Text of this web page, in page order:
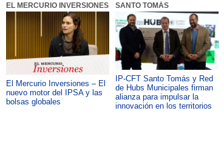
EL MERCURIO INVERSIONES
El Mercurio Inversiones – El
nuevo motor del IPSA y las
bolsas globales
SANTO TOMÁS
IP-CFT Santo Tomás y Red
de Hubs Municipales firman
alianza para impulsar la
innovación en los territorios